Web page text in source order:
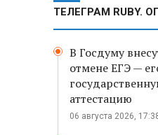
ТЕЛЕГРАМ RUBY.
В Госдуму
отмене ЕГЭ —
аттестацию
06 августа 2026,